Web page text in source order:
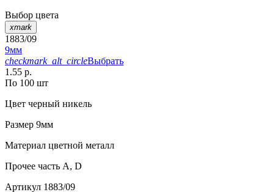
Выбор цвета
xmark
1883/09
9мм
checkmark_alt_circleВыбрать
1.55 р.
По 100 шт
Цвет черный никель
Размер 9мм
Материал цветной металл
Прочее часть A, D
Артикул 1883/09